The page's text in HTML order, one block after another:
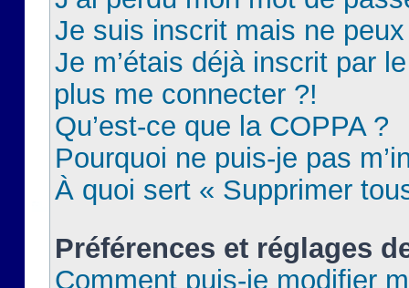
Je suis inscrit mais ne
Je m’étais déjà inscrit par
plus me connecter ?!
Qu’est-ce que la COPPA ?
Pourquoi ne puis-je pas
À quoi sert « Supprimer
Préférences et réglages
Comment puis-je modifier